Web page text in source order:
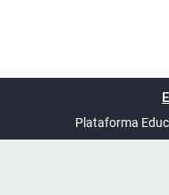
UTC+02:00
Plataforma